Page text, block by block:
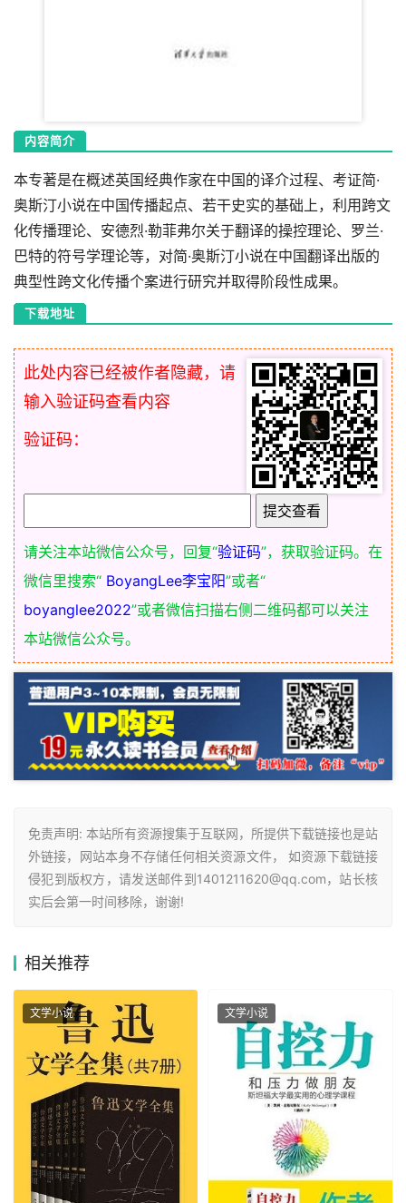
内容简介
本专著是在概述英国经典作家在中国的译介过程、考证简·
奥斯汀小说在中国传播起点、若干史实的基础上，利用跨文
化传播理论、安德烈·勒菲弗尔关于翻译的操控理论、罗兰·
巴特的符号学理论等，对简·奥斯汀小说在中国翻译出版的
典型性跨文化传播个案进行研究并取得阶段性成果。
下载地址
此处内容已经被作者隐藏，请
输入验证码查看内容
验证码：
请关注本站微信公众号，回复“验证码”，获取验证码。在
微信里搜索“ BoyangLee李宝阳”或者“
boyanglee2022”或者微信扫描右侧二维码都可以关注
本站微信公众号。
免责声明: 本站所有资源搜集于互联网，所提供下载链接也是站
外链接，网站本身不存储任何相关资源文件， 如资源下载链接
侵犯到版权方，请发送邮件到1401211620@qq.com，站长核
实后会第一时间移除，谢谢!
相关推荐
文学小说 文学小说